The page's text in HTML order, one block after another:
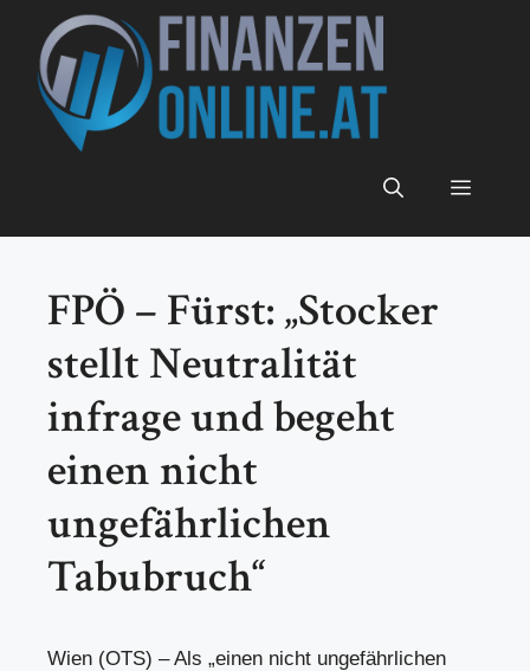
Inhalt
springen
Menü
FPÖ – Fürst: „Stocker
stellt Neutralität
infrage und begeht
einen nicht
ungefährlichen
Tabubruch“
Wien (OTS) – Als „einen nicht ungefährlichen